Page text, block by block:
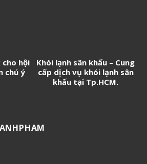
cho hội
chú ý
Khói lạnh sân khấu – Cung
cấp dịch vụ khói lạnh sân
khấu tại Tp.HCM.